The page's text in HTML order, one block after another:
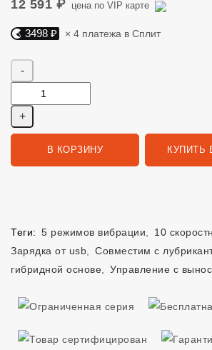
12 591 ₽ цена по VIP карте
Яндекс Сплит. 3498 руб, 4 платежа в Сплит
3498 ₽ × 4 платежа в Сплит
В КОРЗИНУ КУПИТЬ
Теги: 5 режимов вибрации 10
Зарядка от usb
Совместим с
гибридной основе
Управление с